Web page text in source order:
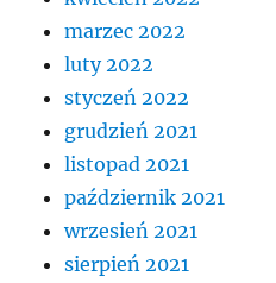
marzec 2022
luty 2022
styczeń 2022
grudzień 2021
listopad 2021
październik 2021
wrzesień 2021
sierpień 2021